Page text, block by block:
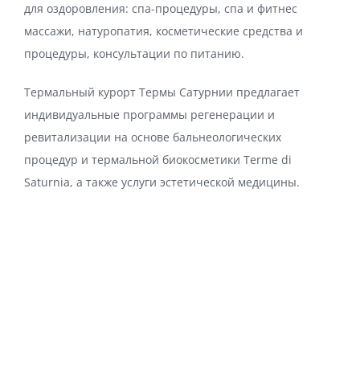
для оздоровления: спа-процедуры, спа и фитнес
массажи, натуропатия, косметические средства и
процедуры, консультации по питанию.
Термальный курорт Термы Сатурнии предлагает
индивидуальные программы регенерации и
ревитализации на основе бальнеологических
процедур и термальной биокосметики Terme di
Saturnia, а также услуги эстетической медицины.